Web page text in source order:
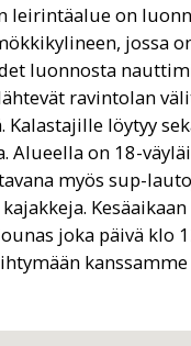
leirintäalue on
jossa
luonnosta
ravintolan
Kalastajille löytyy
Alueella on 18-
myös sup-
joka päivä klo